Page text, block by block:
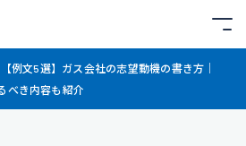
【例文5選】ガス会社の志望動機の書き方｜
べき内容も紹介